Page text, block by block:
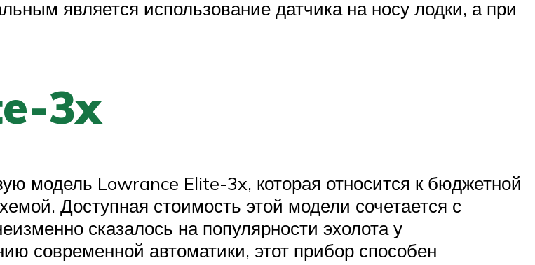
является использование датчика на носу лодки, а при
3x
модель Lowrance Elite-3x, которая относится к бюджетной
Доступная стоимость этой модели сочетается с
сказалось на популярности эхолота у
современной автоматики, этот прибор способен